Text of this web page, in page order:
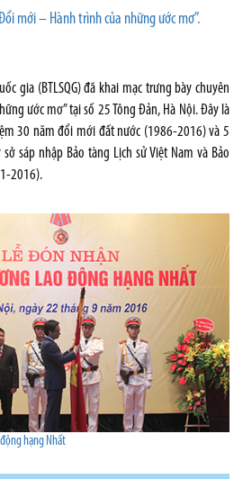
mới – Hành trình của những ước mơ”.
gia (BTLSQG) đã khai mạc trưng bày chuyên
ước mơ” tại số 25 Tông Đản, Hà Nội. Đây là
30 năm đổi mới đất nước (1986-2016) và 5
sáp nhập Bảo tàng Lịch sử Việt Nam và Bảo
2016).
động hạng Nhất